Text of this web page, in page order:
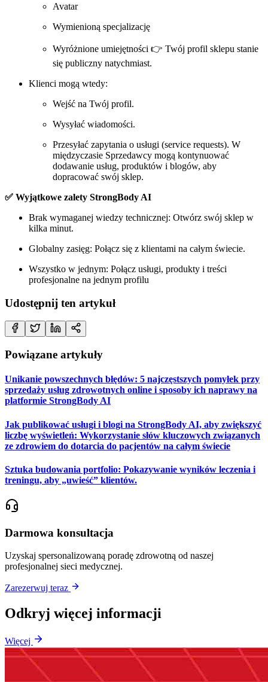
Avatar
Wymienioną specjalizację
Wyróżnione umiejętności 👉 Twój profil sklepu stanie
się publiczny natychmiast.
Klienci mogą wtedy:
Wejść na Twój profil.
Wysyłać wiadomości.
Przesyłać zapytania o usługi (service requests). W
międzyczasie Sprzedawcy mogą kontynuować
dodawanie usług, produktów i blogów, aby
dopracować swój sklep.
✅ Wyjątkowe zalety StrongBody AI
Brak wymaganej wiedzy technicznej: Otwórz swój sklep w
kilka minut.
Globalny zasięg: Połącz się z klientami na całym świecie.
Wszystko w jednym: Połącz usługi, produkty i treści
profesjonalne na jednym profilu
Udostępnij ten artykuł
Powiązane artykuły
Unikanie powszechnych błędów: 5 najczęstszych pomyłek przy
sprzedaży usług zdrowotnych online i sposoby ich naprawy na
platformie StrongBody AI
Jak publikować usługi i blogi na StrongBody AI, aby zwiększyć
liczbę wyświetleń: Wykorzystanie słów kluczowych związanych
ze zdrowiem do dotarcia do pacjentów na całym świecie
Sztuka budowania portfolio: Pokazywanie wyników leczenia i
treningu, aby „uwieść” klientów.
Darmowa konsultacja
Uzyskaj spersonalizowaną poradę zdrowotną od naszej
profesjonalnej sieci medycznej.
Zarezerwuj teraz
Odkryj więcej informacji
Więcej